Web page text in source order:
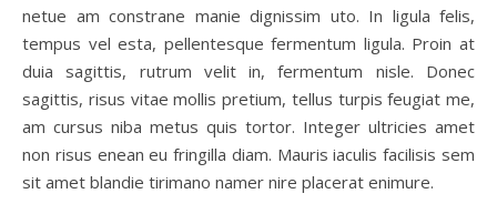
netue am constrane manie dignissim uto. In ligula felis,
tempus vel esta, pellentesque fermentum ligula. Proin at
duia sagittis, rutrum velit in, fermentum nisle. Donec
sagittis, risus vitae mollis pretium, tellus turpis feugiat me,
am cursus niba metus quis tortor. Integer ultricies amet
non risus enean eu fringilla diam. Mauris iaculis facilisis sem
sit amet blandie tirimano namer nire placerat enimure.